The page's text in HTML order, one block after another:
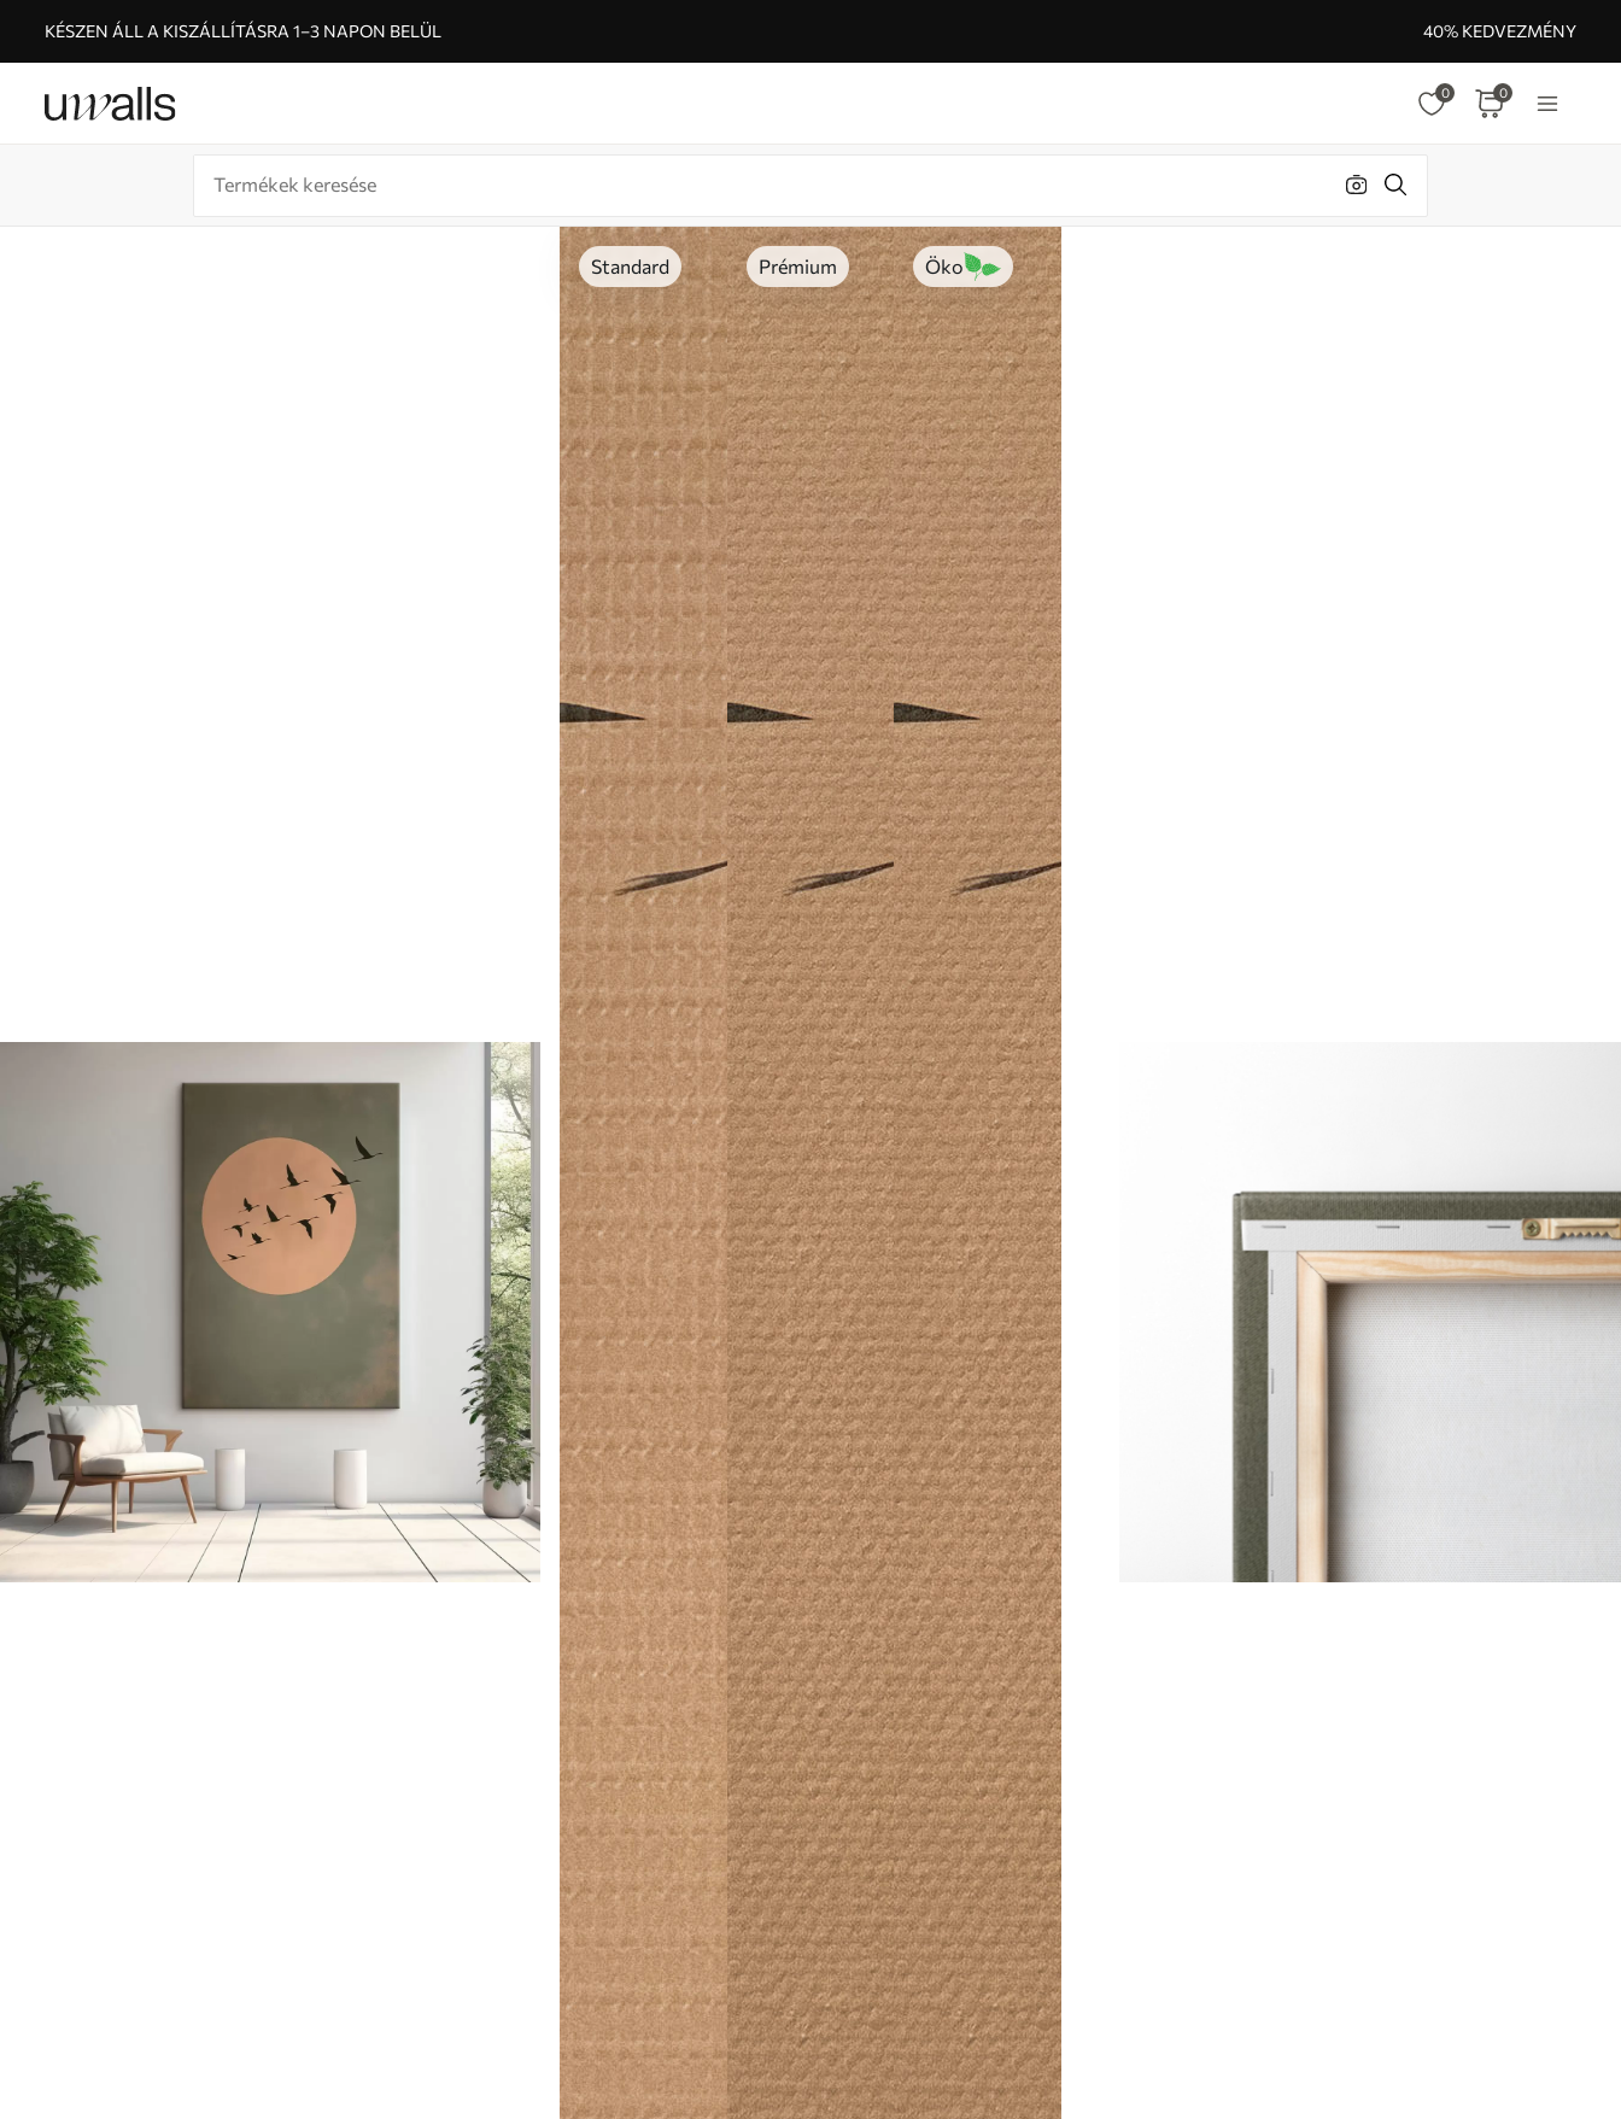
KÉSZEN ÁLL A KISZÁLLÍTÁSRA 1–3 NAPON BELÜL 40% KEDVEZMÉNY
0 0
Standard Prémium Öko